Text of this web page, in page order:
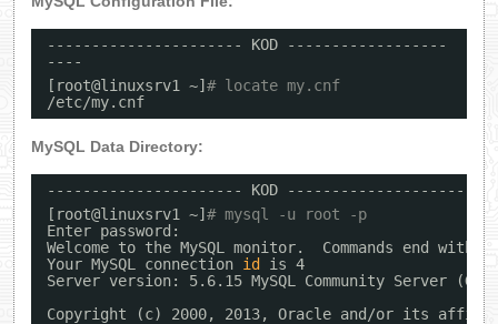
---------------------- KOD ------------------
----
[root@linuxsrv1 ~] # locate my.cnf
/etc/my.cnf
MySQL Data Directory:
---------------------- KOD ----------------------
[root@linuxsrv1 ~] # mysql -u root -p
Enter password:
Welcome to the MySQL monitor.  Commands end
Your MySQL connection id
is 4
Server version: 5.6.15 MySQL Community Server
Copyright (c) 2000, 2013, Oracle and /or its